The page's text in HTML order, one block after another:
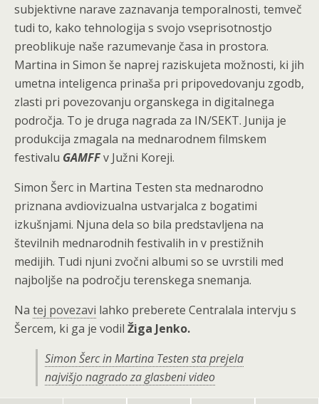
subjektivne narave zaznavanja temporalnosti, temveč
tudi to, kako tehnologija s svojo vseprisotnostjo
preoblikuje naše razumevanje časa in prostora.
Martina in Simon še naprej raziskujeta možnosti, ki jih
umetna inteligenca prinaša pri pripovedovanju zgodb,
zlasti pri povezovanju organskega in digitalnega
področja. To je druga nagrada za IN/SEKT. Junija je
produkcija zmagala na mednarodnem filmskem
festivalu GAMFFv Južni Koreji.
Simon Šerc in Martina Testen sta mednarodno
priznana avdiovizualna ustvarjalca z bogatimi
izkušnjami. Njuna dela so bila predstavljena na
številnih mednarodnih festivalih in v prestižnih
medijih. Tudi njuni zvočni albumi so se uvrstili med
najboljše na področju terenskega snemanja.
Na tej povezavi lahko preberete Centralala intervju s
Šercem, ki ga je vodil Žiga Jenko.
Simon Šerc in Martina Testen sta prejela
najvišjo nagrado za glasbeni video